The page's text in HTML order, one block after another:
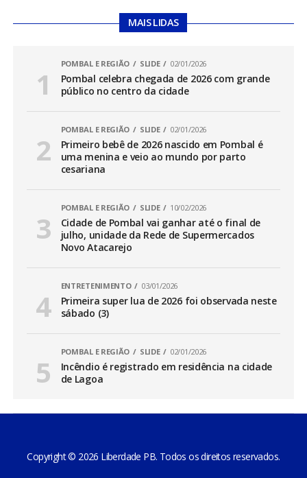
MAIS LIDAS
POMBAL E REGIÃO SLIDE 02/01/2026
Pombal celebra chegada de 2026 com grande
público no centro da cidade
POMBAL E REGIÃO SLIDE 02/01/2026
Primeiro bebê de 2026 nascido em Pombal é
uma menina e veio ao mundo por parto
cesariana
POMBAL E REGIÃO SLIDE 10/02/2026
Cidade de Pombal vai ganhar até o final de
julho, unidade da Rede de Supermercados
Novo Atacarejo
ENTRETENIMENTO 03/01/2026
Primeira super lua de 2026 foi observada neste
sábado (3)
POMBAL E REGIÃO SLIDE 02/01/2026
Incêndio é registrado em residência na cidade
de Lagoa
Copyright © 2026 Liberdade PB. Todos os direitos reservados.